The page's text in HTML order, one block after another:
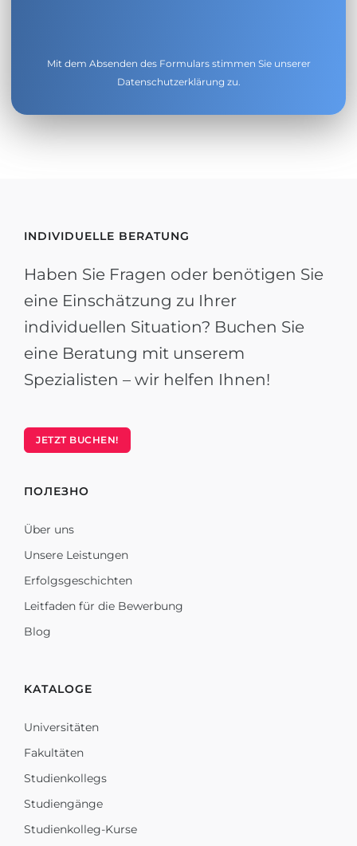
Mit dem Absenden des Formulars stimmen Sie unserer
Datenschutzerklärung zu.
INDIVIDUELLE BERATUNG
Haben Sie Fragen oder benötigen Sie
eine Einschätzung zu Ihrer
individuellen Situation? Buchen Sie
eine Beratung mit unserem
Spezialisten – wir helfen Ihnen!
JETZT BUCHEN!
ПОЛЕЗНО
Über uns
Unsere Leistungen
Erfolgsgeschichten
Leitfaden für die Bewerbung
Blog
KATALOGE
Universitäten
Fakultäten
Studienkollegs
Studiengänge
Studienkolleg-Kurse